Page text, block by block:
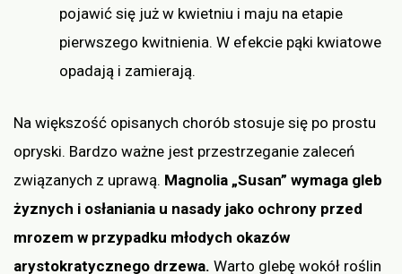
pojawić się już w kwietniu i maju na etapie
pierwszego kwitnienia. W efekcie pąki kwiatowe
opadają i zamierają.
Na większość opisanych chorób stosuje się po prostu
opryski. Bardzo ważne jest przestrzeganie zaleceń
związanych z uprawą. Magnolia „Susan” wymaga gleb
żyznych i osłaniania u nasady jako ochrony przed
mrozem w przypadku młodych okazów
arystokratycznego drzewa. Warto glebę wokół roślin